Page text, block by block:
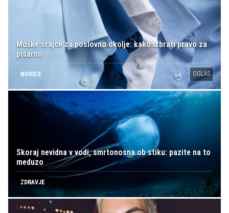
Moške srajce za poslovno okolje: kako izbrati pravo za
pisarno
NOVICE OGLAS
Skoraj nevidna v vodi, smrtonosna ob stiku: pazite na to
meduzo
ZDRAVJE